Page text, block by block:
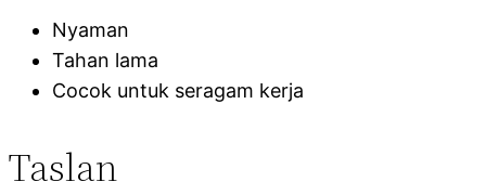
Nyaman
Tahan lama
Cocok untuk seragam kerja
Taslan